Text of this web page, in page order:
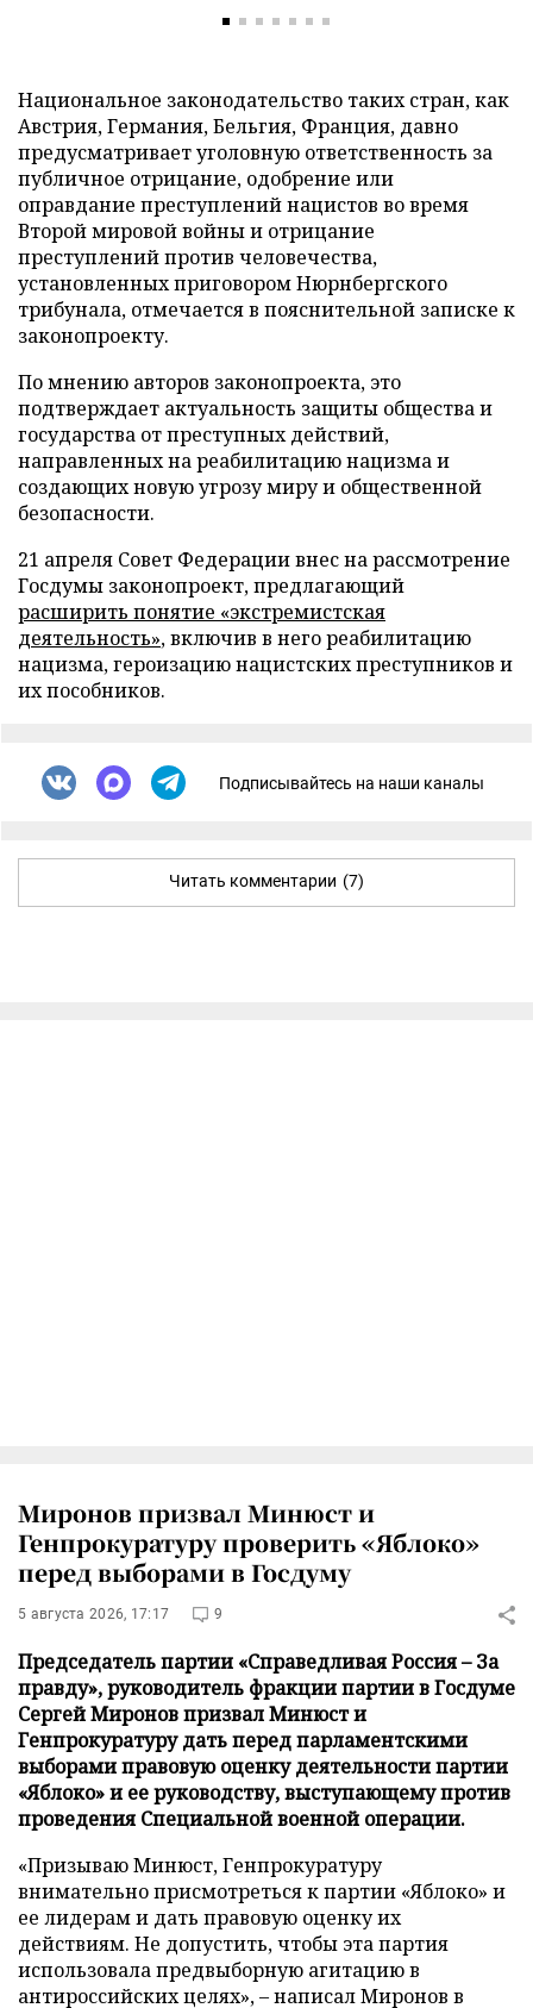
Национальное законодательство таких стран, как
Австрия, Германия, Бельгия, Франция, давно
предусматривает уголовную ответственность за
публичное отрицание, одобрение или
оправдание преступлений нацистов во время
Второй мировой войны и отрицание
преступлений против человечества,
установленных приговором Нюрнбергского
трибунала, отмечается в пояснительной записке к
законопроекту.
По мнению авторов законопроекта, это
подтверждает актуальность защиты общества и
государства от преступных действий,
направленных на реабилитацию нацизма и
создающих новую угрозу миру и общественной
безопасности.
21 апреля Совет Федерации внес на рассмотрение
Госдумы законопроект, предлагающий
расширить понятие «экстремистская
деятельность», включив в него реабилитацию
нацизма, героизацию нацистских преступников и
их пособников.
Подписывайтесь на наши каналы
Читать комментарии (7)
Миронов призвал Минюст и
Генпрокуратуру проверить «Яблоко»
перед выборами в Госдуму
5 августа 2026, 17:17 9
Председатель партии «Справедливая Россия – За
правду», руководитель фракции партии в Госдуме
Сергей Миронов призвал Минюст и
Генпрокуратуру дать перед парламентскими
выборами правовую оценку деятельности партии
«Яблоко» и ее руководству, выступающему против
проведения Специальной военной операции.
«Призываю Минюст, Генпрокуратуру
внимательно присмотреться к партии «Яблоко» и
ее лидерам и дать правовую оценку их
действиям. Не допустить, чтобы эта партия
использовала предвыборную агитацию в
антироссийских целях», – написал Миронов в